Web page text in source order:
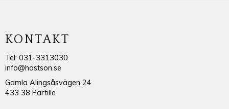
KONTAKT
Tel: 031-3313030
info@hastson.se
Gamla Alingsåsvägen 24
433 38 Partille